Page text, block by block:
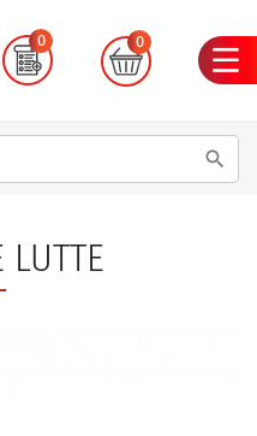
0 0
search
LUTTE